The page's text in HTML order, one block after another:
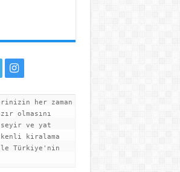
her zaman
olmasını
seyir ve yat
kiralama
Türkiye'nin